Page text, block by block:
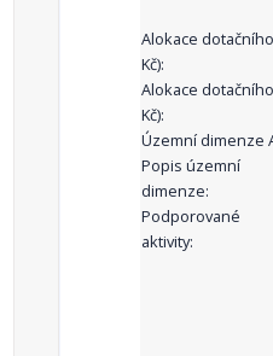
Alokace
Kč):
Alokace
Kč):
Územní dimenze
Popis územní
dimenze:
Podporované
aktivity: